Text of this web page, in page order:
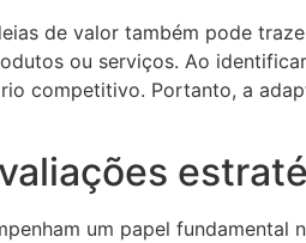
de valor também pode
ou serviços. Ao
competitivo. Portanto, a
um papel